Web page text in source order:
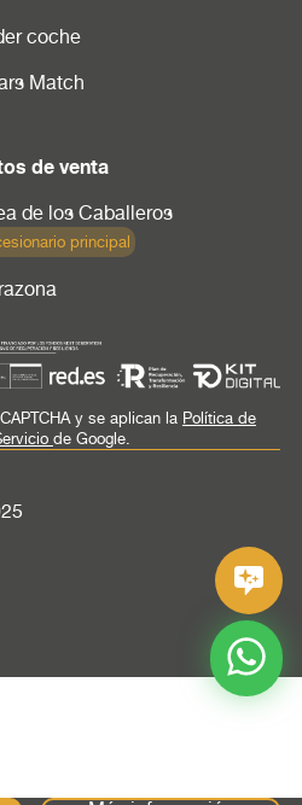
coche
Match
de venta
de los Caballeros
principal
y se aplican la Política de
de Google.